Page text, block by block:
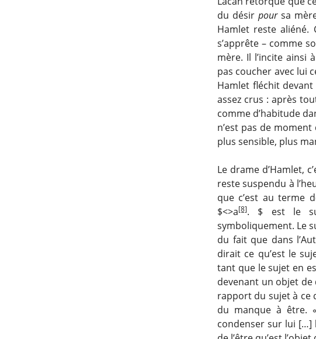
du désir pour sa
Hamlet reste
s’apprête – comme
mère. Il l’incite ainsi
pas coucher avec lui
Hamlet fléchit
assez crus : après
comme d’habitude
n’est pas de
plus sensible, plus
Le drame d’Hamlet,
reste suspendu à
que c’est au terme
$<>a[8]. $ est le
symboliquement. Le
du fait que dans
dirait ce qu’est le
tant que le sujet en
devenant un objet de
rapport du sujet à ce
du manque à être.
condenser sur lui […]